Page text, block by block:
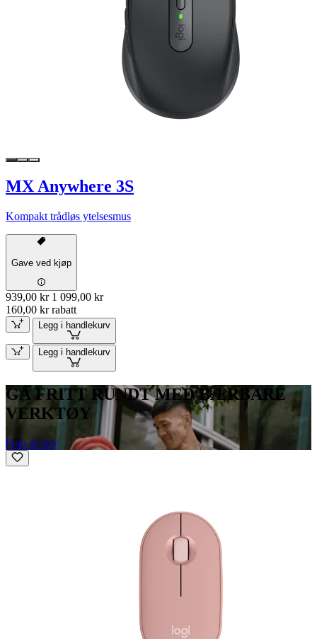
MX Anywhere 3S
Kompakt trådløs ytelsesmus
Gave ved kjøp
939,00 kr 1 099,00 kr
160,00 kr rabatt
Legg i handlekurv
Legg i handlekurv
GÅ FRITT RUNDT MED BÆRBARE
VERKTØY
Finn ut mer